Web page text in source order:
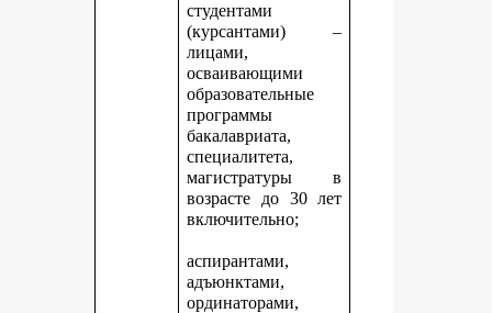
студентами
(курсантами) –
лицами,
осваивающими
образовательные
программы
бакалавриата,
специалитета,
магистратуры в
возрасте до 30 лет
включительно;
аспирантами,
адъюнктами,
ординаторами,